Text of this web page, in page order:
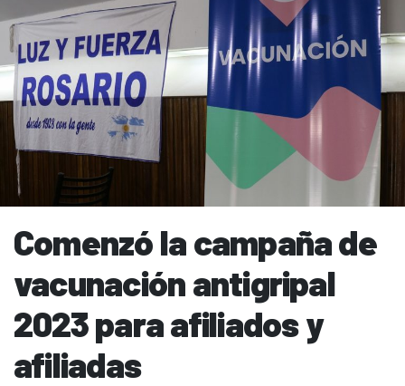
Comenzó la campaña de
vacunación antigripal
2023 para afiliados y
afiliadas